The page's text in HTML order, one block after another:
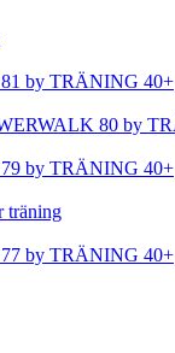
by TRÄNING 40+
80 by
by TRÄNING 40+
träning
by TRÄNING 40+